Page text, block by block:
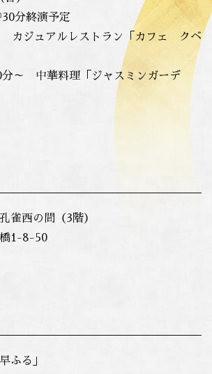
分終演予定
カジュアルレストラン「カフェ クベ
華料理「ジャスミンガーデ
雀西の間（3階）
1-8-50
ふる」